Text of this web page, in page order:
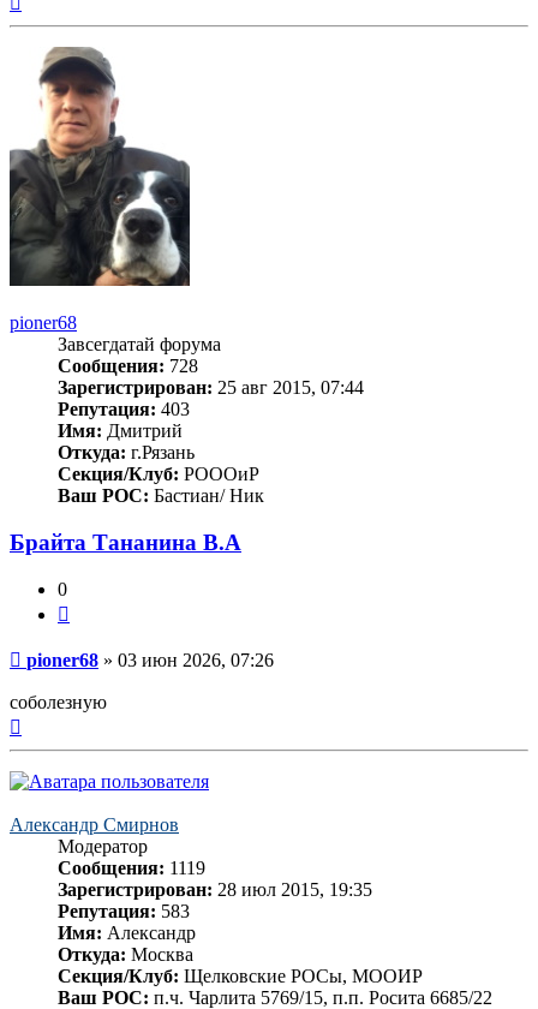
pioner68
Завсегдатай форума
Сообщения: 728
Зарегистрирован: 25 авг 2015, 07:44
Репутация: 403
Имя: Дмитрий
Откуда: г.Рязань
Секция/Клуб: РОООиР
Ваш РОС: Бастиан/ Ник
Брайта Тананина В.А
0
Сообщение
pioner68 » 03 июн 2026, 07:26
соболезную
Александр Смирнов
Модератор
Сообщения: 1119
Зарегистрирован: 28 июл 2015, 19:35
Репутация: 583
Имя: Александр
Откуда: Москва
Секция/Клуб: Щелковские РОСы, МООИР
Ваш РОС: п.ч. Чарлита 5769/15, п.п. Росита 6685/22